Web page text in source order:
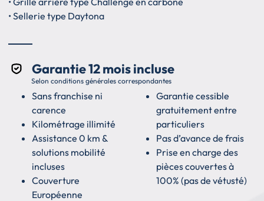
• Sellerie type Daytona
Garantie 12 mois incluse
Selon conditions générales correspondantes
Sans franchise ni
carence
Kilométrage illimité
Assistance 0 km &
solutions mobilité
incluses
Couverture
Européenne
Garantie cessible
gratuitement entre
particuliers
Pas d’avance de frais
Prise en charge des
pièces couvertes à
100% (pas de vétusté)